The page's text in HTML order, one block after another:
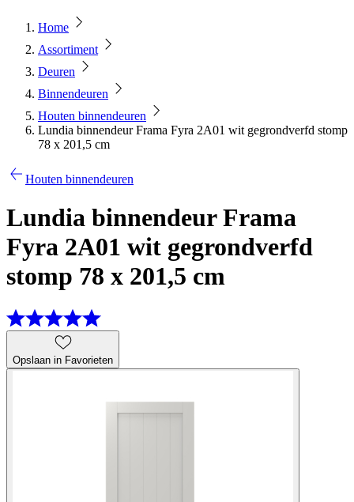
Home
Assortiment
Deuren
Binnendeuren
Houten binnendeuren
Lundia binnendeur Frama Fyra 2A01 wit gegrondverfd stomp
78 x 201,5 cm
Houten binnendeuren
Lundia binnendeur Frama
Fyra 2A01 wit gegrondverfd
stomp 78 x 201,5 cm
Opslaan in Favorieten